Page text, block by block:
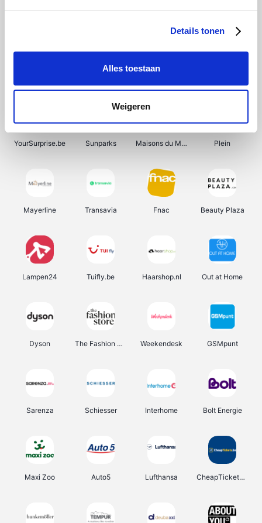
Details tonen
Alles toestaan
Weigeren
Shein Bergfreunde Pazzox Smartwatchbanden
YourSurprise.be Sunparks Maisons du Monde Plein
Mayerline Transavia Fnac Beauty Plaza
Lampen24 Tuifly.be Haarshop.nl Out at Home
Dyson The Fashion Store Weekendesk GSMpunt
Sarenza Schiesser Interhome Bolt Energie
Maxi Zoo Auto5 Lufthansa CheapTickets.be